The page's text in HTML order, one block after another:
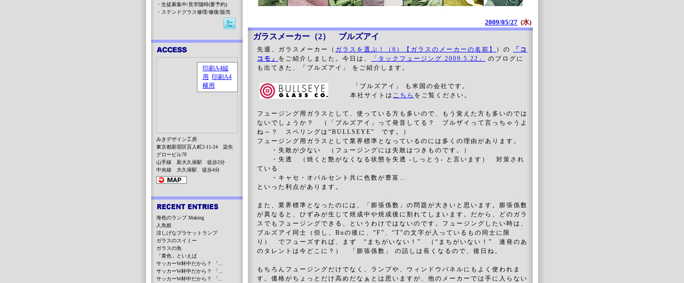
2009/05/27 (水)
ガラスメーカー（2） ブルズアイ
先週、ガラスメーカー（ ガラスを選ぶ！（6）【ガラスのメーカーの名前】 ）の
「コ
コモ」 をご紹介しました。今日は、 「タックフュージング 2009.5.22」
のブログに
も出てきた、「ブルズアイ」 をご紹介します。
「ブルズアイ」 も米国の会社です。
本社サイトは こちら をご覧ください。
フュージング用ガラスとして、使っている方も多いので、もう覚えた方も多いのでは
ないでしょうか？ （「ブルズアイ」って発音してる？ ブルザイって言っちゃうよ
ね～？ スペリングは“BULLSEYE” です。）
フュージング用ガラスとして業界標準となっているのには多くの理由があります。
・失敗が少ない （フュージングには失敗はつきものです。）
・失透 （焼くと艶がなくなる状態を失透 -しっとう- と言います） 対策され
ている
・キャセ・オパルセント共に色数が豊富…
といった利点があります。
また、業界標準となったのには、「膨張係数」の問題が大きいと思います。膨張係数
が異なると、ひずみが生じて焼成中や焼成後に割れてしまいます。だから、どのガラ
スでもフュージングできる、というわけではないのです。フュージングしたい時は、
ブルズアイ同士（但し、Buの後に、“F”、“T”の文字が入っているもの同士に限
り） でフューズすれば、まず “まちがいない！” （“まちがいない！” 連発のあ
のタレントは今どこに？） 「膨張係数」 の話しは長くなるので、後日ね。
もちろんフュージングだけでなく、ランプや、ウィンドウパネルにもよく使われま
す。価格がちょっとだけ高めだなぁとは思いますが、他のメーカーでは手に入らない
・生徒募集中/見学随時(要予約)
・ステンドグラス修理/修復/販売
みきデザイン工房
東京都新宿区百人町2-11-24 染矢
グロービル7F
山手線 新大久保駅 徒歩2分
中央線 大久保駅 徒歩4分
海色のランプ Making
人魚姫
涼しげなブラケットランプ
ガラスのスイミー
ガラスの魚
「黄色」といえば
サッカーW杯中だから？ 「...
サッカーW杯中だから？ 「...
サッカーW杯中だから？ 「...